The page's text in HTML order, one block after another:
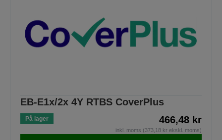
EB-E1x/2x 4Y RTBS CoverPlus
På lager 466,48 kr
inkl. moms (373,18 kr ekskl. moms)